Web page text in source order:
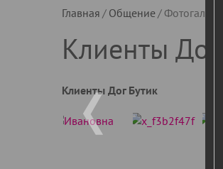
Главная Общение Фотогалерея
Клиенты Дог
Клиенты Дог Бутик